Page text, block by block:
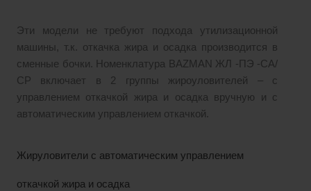
Эти модели не требуют подхода утилизационной
машины, т.к. откачка жира и осадка производится в
сменные бочки. Номенклатура BAZMAN ЖЛ -ПЭ -СА/
СР включает в 2 группы жироуловителей – с
управлением откачкой жира и осадка вручную и с
автоматическим управлением откачкой.
Жируловители с автоматическим управлением
откачкой жира и осадка